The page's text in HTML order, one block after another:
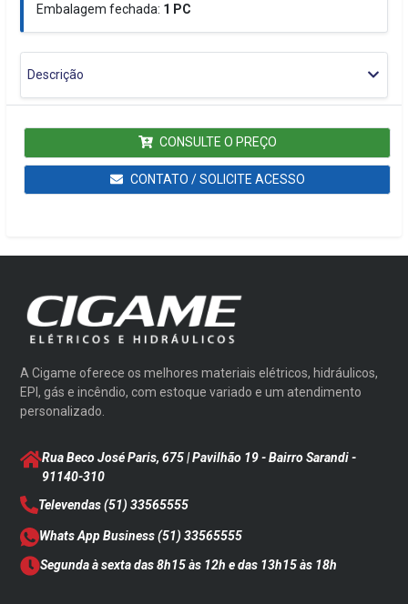
Embalagem fechada: 1 PC
Descrição
CONSULTE O PREÇO
CONTATO / SOLICITE ACESSO
A Cigame oferece os melhores materiais elétricos, hidráulicos,
EPI, gás e incêndio, com estoque variado e um atendimento
personalizado.
Rua Beco José Paris, 675 | Pavilhão 19 - Bairro Sarandi-
91140-310
Televendas(51) 33565555
Whats App Business(51) 33565555
Segunda à sexta das 8h15 às 12h e das 13h15 às 18h